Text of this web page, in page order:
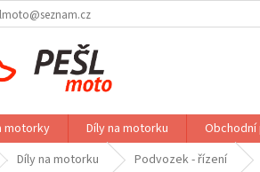
motorky Díly na motorku
Díly na motorku Podvozek - řízení